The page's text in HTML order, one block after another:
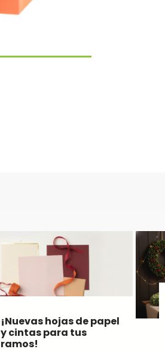
¡Nuevas hojas de papel
y cintas para tus
ramos!